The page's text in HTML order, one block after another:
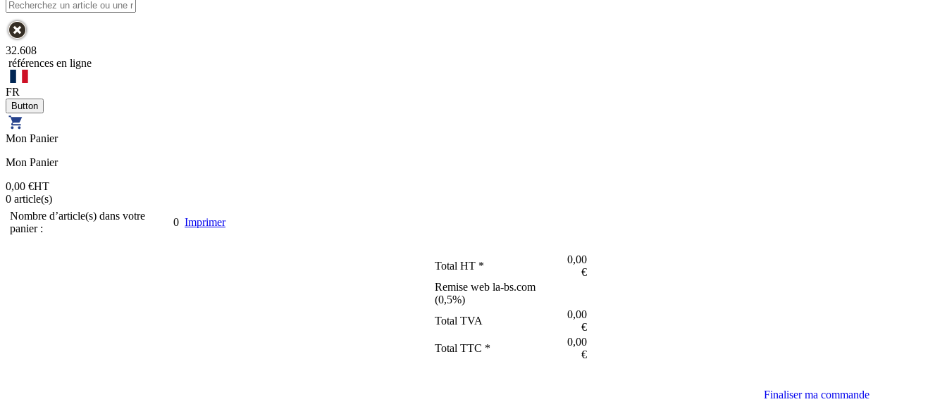
32.608
références en ligne
FR
Mon Panier
Mon Panier
0,00 €HT
0 article(s)
Nombre d’article(s) dans votre
panier :
0 Imprimer
Total HT *
0,00
€
Remise web la-bs.com
(0,5%)
Total TVA
0,00
€
Total TTC *
0,00
€
Finaliser ma commande